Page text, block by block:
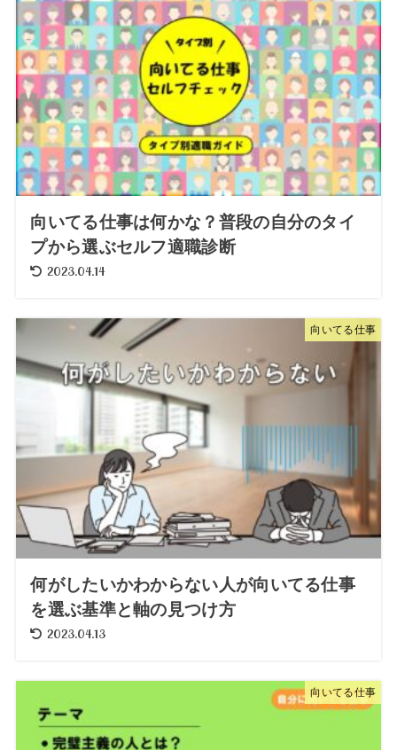
向いてる仕事は何かな？普段の自分のタイ
プから選ぶセルフ適職診断
2023.04.14
向いてる仕事
何がしたいかわからない人が向いてる仕事
を選ぶ基準と軸の見つけ方
2023.04.13
向いてる仕事